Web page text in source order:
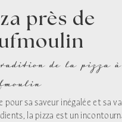
près de
de la pizza à
pour sa saveur inégalée et sa
la pizza est un